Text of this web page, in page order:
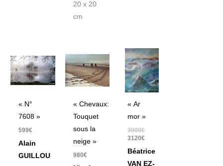
20 x 20
cm
« N°
7608 »
599€
Alain
GUILLOU
« Chevaux:
Touquet
sous la
neige »
980€
« Ar
mor »
3900€
Le
prix
initial
était :
3900€.
3120€
Le
prix
actuel
est :
3120€.
Béatrice
VAN EZ-